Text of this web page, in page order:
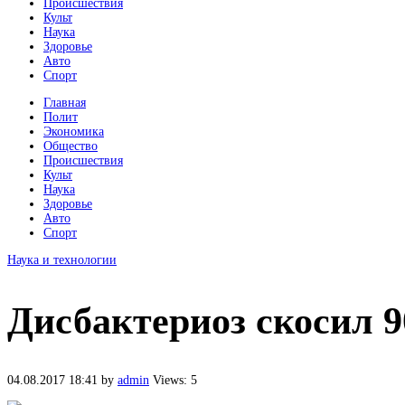
Происшествия
Культ
Наука
Здоровье
Авто
Спорт
Главная
Полит
Экономика
Общество
Происшествия
Культ
Наука
Здоровье
Авто
Спорт
Наука и технологии
Дисбактериоз скосил
04.08.2017 18:41 by admin Views: 5